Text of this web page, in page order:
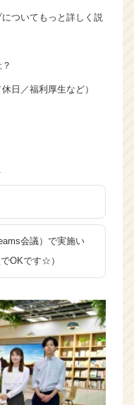
ついてもっと詳しく説
日／福利厚生など）
会議）で実施い
OKです☆）